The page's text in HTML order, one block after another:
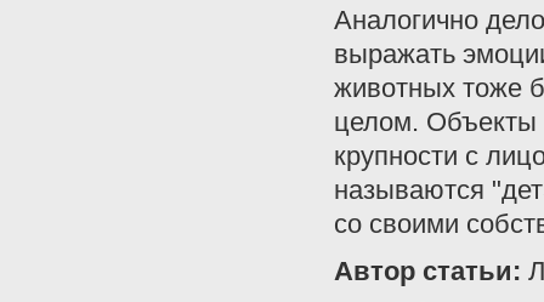
Аналогично
выражать
животных тоже
целом. Объекты
крупности с
называются
со своими
Автор статьи: